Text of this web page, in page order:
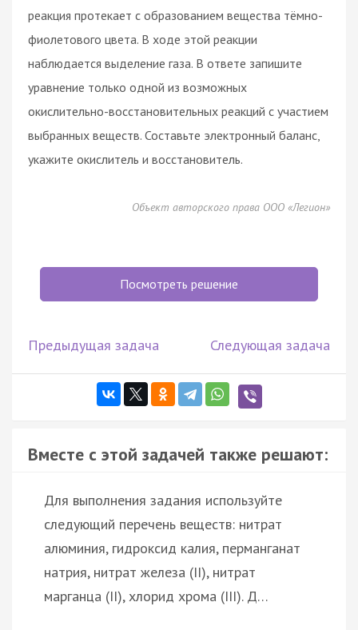
реакция протекает с образованием вещества тёмно-
фиолетового цвета. В ходе этой реакции
наблюдается выделение газа. В ответе запишите
уравнение только одной из возможных
окислительно-восстановительных реакций с участием
выбранных веществ. Составьте электронный баланс,
укажите окислитель и восстановитель.
Объект авторского права ООО «Легион»
Посмотреть решение
Предыдущая задача Следующая задача
Вместе с этой задачей также решают:
Для выполнения задания используйте
следующий перечень веществ: нитрат
алюминия, гидроксид калия, перманганат
натрия, нитрат железа (II), нитрат
марганца (II), хлорид хрома (III). Д…